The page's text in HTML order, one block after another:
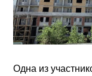
Одна из